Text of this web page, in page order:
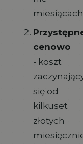
miesiącach
cenowo
- koszt
się od
kilkuset
złotych